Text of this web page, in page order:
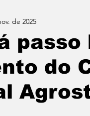
Nas linhas do
do
de 2025